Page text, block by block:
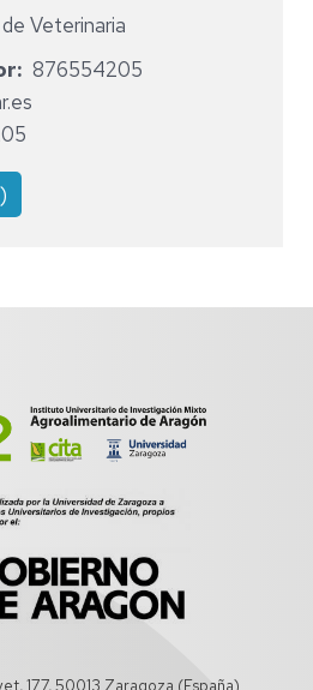
Veterinaria
876554205
177, 50013 Zaragoza (España)